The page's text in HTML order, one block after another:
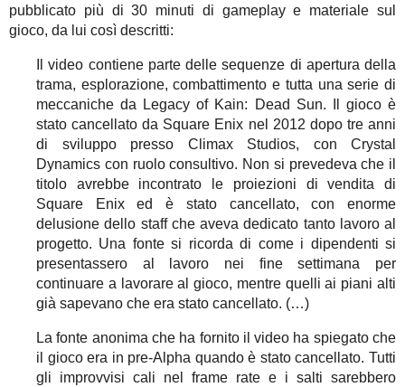
pubblicato più di 30 minuti di gameplay e materiale sul
gioco, da lui così descritti:
Il video contiene parte delle sequenze di apertura della
trama, esplorazione, combattimento e tutta una serie di
meccaniche da Legacy of Kain: Dead Sun. Il gioco è
stato cancellato da Square Enix nel 2012 dopo tre anni
di sviluppo presso Climax Studios, con Crystal
Dynamics con ruolo consultivo. Non si prevedeva che il
titolo avrebbe incontrato le proiezioni di vendita di
Square Enix ed è stato cancellato, con enorme
delusione dello staff che aveva dedicato tanto lavoro al
progetto. Una fonte si ricorda di come i dipendenti si
presentassero al lavoro nei fine settimana per
continuare a lavorare al gioco, mentre quelli ai piani alti
già sapevano che era stato cancellato. (…)
La fonte anonima che ha fornito il video ha spiegato che
il gioco era in pre-Alpha quando è stato cancellato. Tutti
gli improvvisi cali nel frame rate e i salti sarebbero